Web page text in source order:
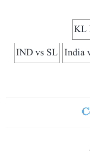
KL
India
IND vs SL